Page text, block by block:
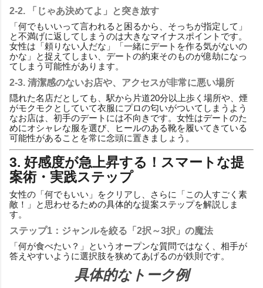
2-2. 「じゃあ決めてよ」と突き放す
「何でもいいって言われると困るから、そっちが指定して」
と不満げに返してしまうのは大きなマイナスポイントです。
女性は「頼りない人だな」「一緒にデートを作る気がないの
かな」と捉えてしまい、デートの約束そのものが億劫になっ
てしまう可能性があります。
2-3. 清潔感のないお店や、アクセスが非常に悪い場所
隠れた名店だとしても、駅から片道20分以上歩く場所や、煙
がモクモクとしていて衣服にプロの匂いがついてしまうよう
なお店は、初手のデートには不向きです。女性はデートのた
めにオシャレな服を選び、ヒールのある靴を履いてきている
可能性があることを常に念頭に置きましょう。
3. 好感度が急上昇する！スマートな提
案術・実践ステップ
女性の「何でもいい」をクリアし、さらに「この人すごく素
敵！」と思わせるための具体的な提案ステップを解説しま
す。
ステップ1：ジャンルを絞る「2択～3択」の魔法
「何が食べたい？」というオープンな質問ではなく、相手が
答えやすいように選択肢を狭めてあげるのが鉄則です。
具体的なトーク例